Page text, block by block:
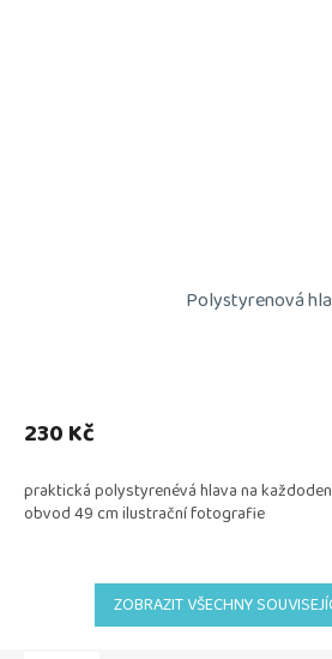
Polystyrenová
230 Kč
praktická polystyrenévá hlava na
obvod 49 cm ilustrační fotografie
ZOBRAZIT VŠECHNY